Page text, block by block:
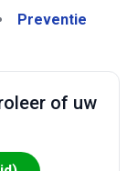
Preventie
of uw